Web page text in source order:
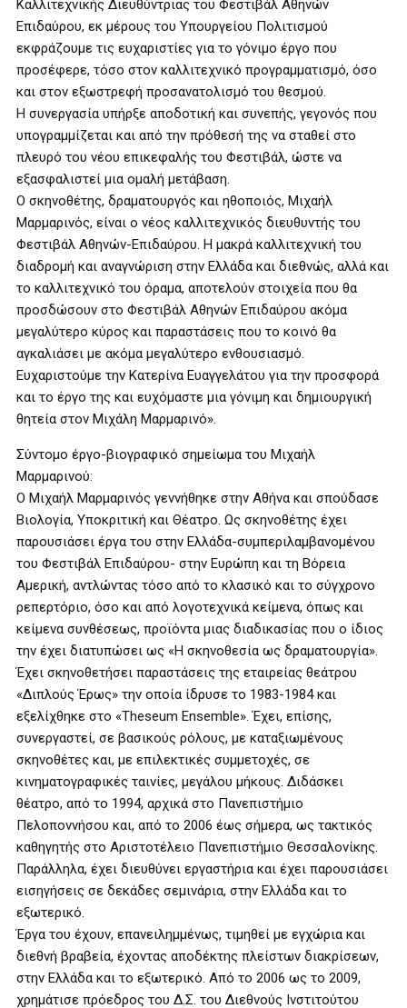
Καλλιτεχνικής Διευθύντριας του Φεστιβάλ Αθηνών
Επιδαύρου, εκ μέρους του Υπουργείου Πολιτισμού
εκφράζουμε τις ευχαριστίες για το γόνιμο έργο που
προσέφερε, τόσο στον καλλιτεχνικό προγραμματισμό, όσο
και στον εξωστρεφή προσανατολισμό του θεσμού.
Η συνεργασία υπήρξε αποδοτική και συνεπής, γεγονός που
υπογραμμίζεται και από την πρόθεσή της να σταθεί στο
πλευρό του νέου επικεφαλής του Φεστιβάλ, ώστε να
εξασφαλιστεί μια ομαλή μετάβαση.
Ο σκηνοθέτης, δραματουργός και ηθοποιός, Μιχαήλ
Μαρμαρινός, είναι ο νέος καλλιτεχνικός διευθυντής του
Φεστιβάλ Αθηνών-Επιδαύρου. Η μακρά καλλιτεχνική του
διαδρομή και αναγνώριση στην Ελλάδα και διεθνώς, αλλά και
το καλλιτεχνικό του όραμα, αποτελούν στοιχεία που θα
προσδώσουν στο Φεστιβάλ Αθηνών Επιδαύρου ακόμα
μεγαλύτερο κύρος και παραστάσεις που το κοινό θα
αγκαλιάσει με ακόμα μεγαλύτερο ενθουσιασμό.
Ευχαριστούμε την Κατερίνα Ευαγγελάτου για την προσφορά
και το έργο της και ευχόμαστε μια γόνιμη και δημιουργική
θητεία στον Μιχάλη Μαρμαρινό».
Σύντομο έργο-βιογραφικό σημείωμα του Μιχαήλ
Μαρμαρινού:
Ο Μιχαήλ Μαρμαρινός γεννήθηκε στην Αθήνα και σπούδασε
Βιολογία, Υποκριτική και Θέατρο. Ως σκηνοθέτης έχει
παρουσιάσει έργα του στην Ελλάδα-συμπεριλαμβανομένου
του Φεστιβάλ Επιδαύρου- στην Ευρώπη και τη Βόρεια
Αμερική, αντλώντας τόσο από το κλασικό και το σύγχρονο
ρεπερτόριο, όσο και από λογοτεχνικά κείμενα, όπως και
κείμενα συνθέσεως, προϊόντα μιας διαδικασίας που ο ίδιος
την έχει διατυπώσει ως «Η σκηνοθεσία ως δραματουργία».
Έχει σκηνοθετήσει παραστάσεις της εταιρείας θεάτρου
«Διπλούς Έρως» την οποία ίδρυσε το 1983-1984 και
εξελίχθηκε στο «Theseum Ensemble». Έχει, επίσης,
συνεργαστεί, σε βασικούς ρόλους, με καταξιωμένους
σκηνοθέτες και, με επιλεκτικές συμμετοχές, σε
κινηματογραφικές ταινίες, μεγάλου μήκους. Διδάσκει
θέατρο, από το 1994, αρχικά στο Πανεπιστήμιο
Πελοποννήσου και, από το 2006 έως σήμερα, ως τακτικός
καθηγητής στο Αριστοτέλειο Πανεπιστήμιο Θεσσαλονίκης.
Παράλληλα, έχει διευθύνει εργαστήρια και έχει παρουσιάσει
εισηγήσεις σε δεκάδες σεμινάρια, στην Ελλάδα και το
εξωτερικό.
Έργα του έχουν, επανειλημμένως, τιμηθεί με εγχώρια και
διεθνή βραβεία, έχοντας αποδέκτης πλείστων διακρίσεων,
στην Ελλάδα και το εξωτερικό. Από το 2006 ως το 2009,
χρημάτισε πρόεδρος του Δ.Σ. του Διεθνούς Ινστιτούτου